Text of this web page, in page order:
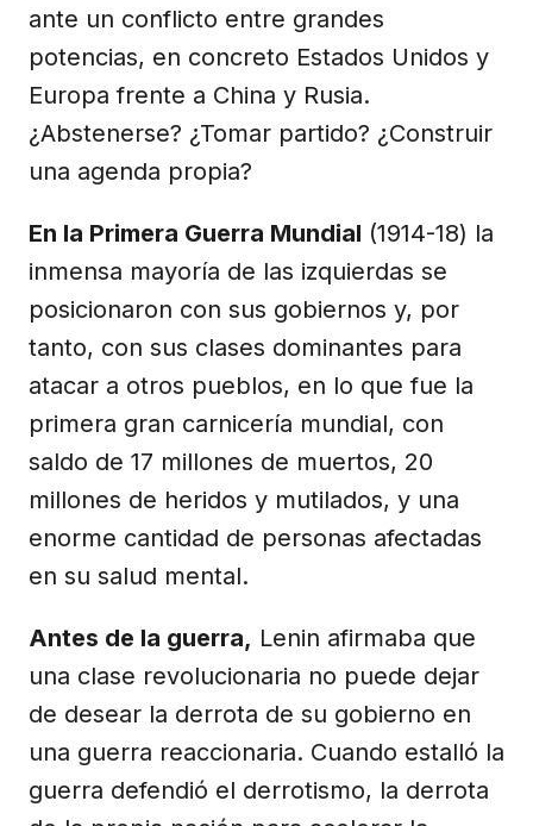
ante un conflicto entre grandes
potencias, en concreto Estados Unidos y
Europa frente a China y Rusia.
¿Abstenerse? ¿Tomar partido? ¿Construir
una agenda propia?
En la Primera Guerra Mundial (1914-18) la
inmensa mayoría de las izquierdas se
posicionaron con sus gobiernos y, por
tanto, con sus clases dominantes para
atacar a otros pueblos, en lo que fue la
primera gran carnicería mundial, con
saldo de 17 millones de muertos, 20
millones de heridos y mutilados, y una
enorme cantidad de personas afectadas
en su salud mental.
Antes de la guerra, Lenin afirmaba que
una clase revolucionaria no puede dejar
de desear la derrota de su gobierno en
una guerra reaccionaria. Cuando estalló la
guerra defendió el derrotismo, la derrota